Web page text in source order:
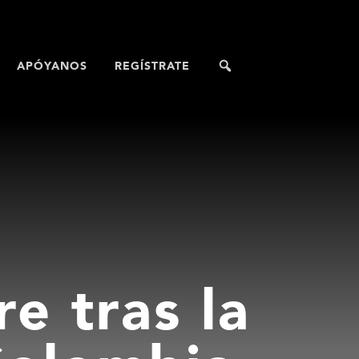
APÓYANOS REGÍSTRATE
tras la